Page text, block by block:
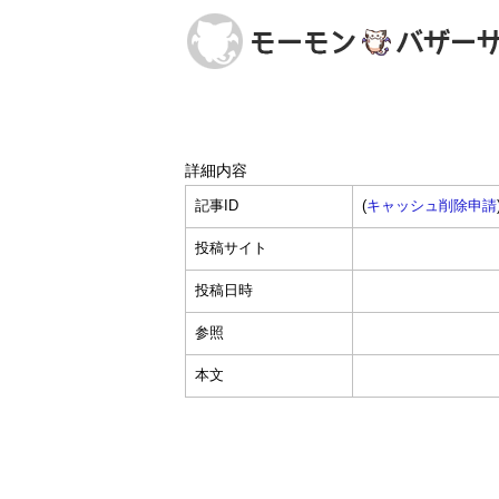
詳細内容
記事ID (キャッシュ削除申請
投稿サイト
投稿日時
参照
本文